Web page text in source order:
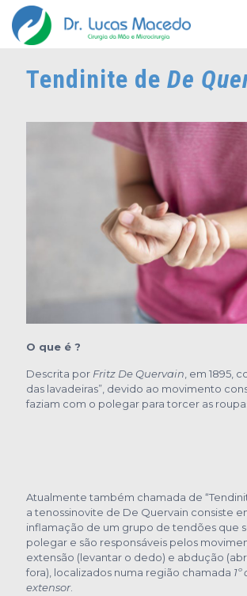
Tendinite de De
O que é ?
Descrita por Fritz De Quervain , em 1895,
das lavadeiras”, devido ao movimento
faziam com o polegar para torcer as
Atualmente também chamada de
a tenossinovite de De Quervain consiste
inflamação de um grupo de tendões que
polegar e são responsáveis pelos
extensão (levantar o dedo) e abdução
fora), localizados numa região chamada
extensor.